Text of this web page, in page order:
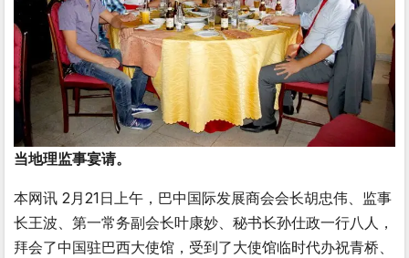
当地理监事宴请。
本网讯 2月21日上午，巴中国际发展商会会长胡忠伟、监事
长王波、第一常务副会长叶康妙、秘书长孙仕政一行八人，
拜会了中国驻巴西大使馆，受到了大使馆临时代办祝青桥、